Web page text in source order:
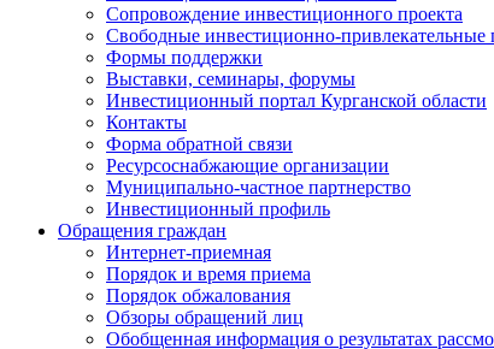
Сопровождение инвестиционного проекта
Свободные инвестиционно-привлекательные
Формы поддержки
Выставки, семинары, форумы
Инвестиционный портал Курганской области
Контакты
Форма обратной связи
Ресурсоснабжающие организации
Муниципально-частное партнерство
Инвестиционный профиль
Обращения граждан
Интернет-приемная
Порядок и время приема
Порядок обжалования
Обзоры обращений лиц
Обобщенная информация о результатах